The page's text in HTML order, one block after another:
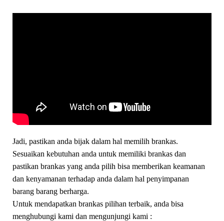
Jadi, pastikan anda bijak dalam hal memilih brankas.
Sesuaikan kebutuhan anda untuk memiliki brankas dan
pastikan brankas yang anda pilih bisa memberikan keamanan
dan kenyamanan terhadap anda dalam hal penyimpanan
barang barang berharga.
Untuk mendapatkan brankas pilihan terbaik, anda bisa
menghubungi kami dan mengunjungi kami :